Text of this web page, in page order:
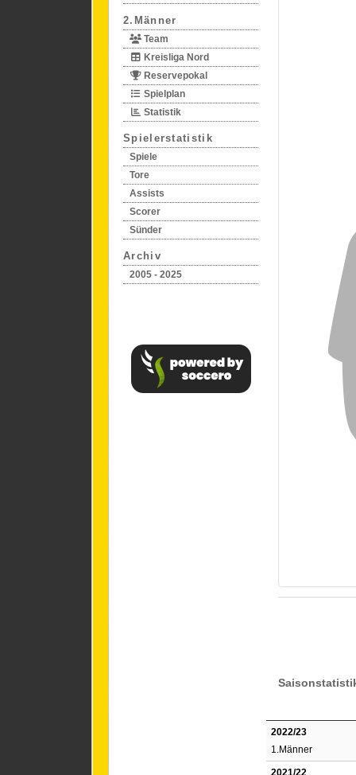
2.Männer
Team
Kreisliga Nord
Reservepokal
Spielplan
Statistik
Spielerstatistik
Spiele
Tore
Assists
Scorer
Sünder
Archiv
2005 - 2025
2022/23
1.Männer
2021/22